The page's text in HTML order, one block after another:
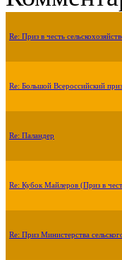
Re: Приз в честь
Re: Большой Всероссийский
Re: Паландер
Re: Кубок Майлеров (Приз в
Re: Приз Министерства